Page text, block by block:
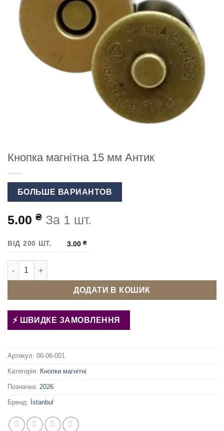
Кнопка магнітна 15 мм Антик
БОЛЬШЕ ВАРИАНТОВ
5.00 ₴ За 1 шт.
ВІД 200 ШТ. 3.00₴
Кнопка магнітна 15 мм Антик кількість
ДОДАТИ В КОШИК
ШВИДКЕ ЗАМОВЛЕННЯ
Артикул: 06-06-001
Категорія: Кнопки магнітні
Позначка: 2026
Бренд: İstanbul